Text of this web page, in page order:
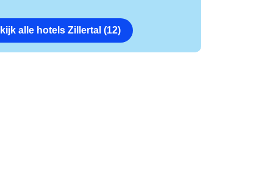
alle hotels Zillertal (12)